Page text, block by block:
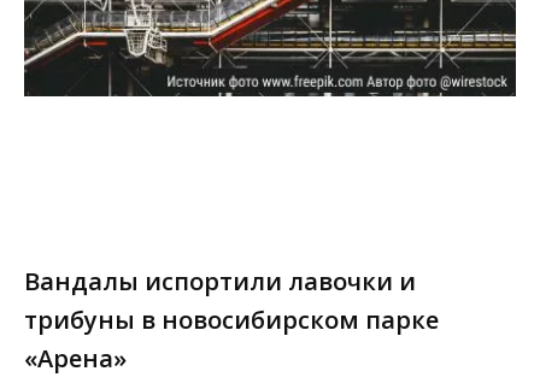
Вандалы испортили лавочки и
трибуны в новосибирском парке
«Арена»